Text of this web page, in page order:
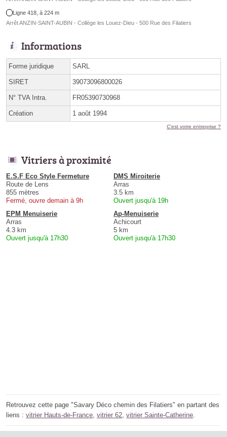
Ligne 418, à 224 m
Arrêt ANZIN-SAINT-AUBIN - Collège les Louez-Dieu - 500 Rue des Filatiers
Informations
Forme juridique SARL
SIRET 39073096800026
N° TVA Intra. FR05390730968
Création 1 août 1994
C'est votre entreprise ?
Vitriers à proximité
E.S.F Eco Style Fermeture
Route de Lens
855 mètres
Fermé, ouvre demain à 9h
DMS Miroiterie
Arras
3.5 km
Ouvert jusqu'à 19h
EPM Menuiserie
Arras
4.3 km
Ouvert jusqu'à 17h30
Ap-Menuiserie
Achicourt
5 km
Ouvert jusqu'à 17h30
Retrouvez cette page "Savary Déco chemin des Filatiers" en partant des
liens : vitrier Hauts-de-France vitrier 62 vitrier Sainte-Catherine